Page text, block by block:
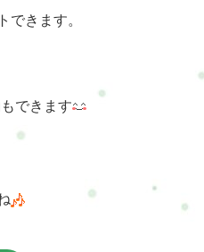
できます。
もできます